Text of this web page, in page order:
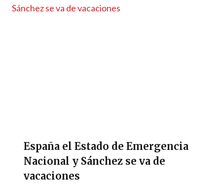
España el Estado de Emergencia
Nacional y Sánchez se va de
vacaciones